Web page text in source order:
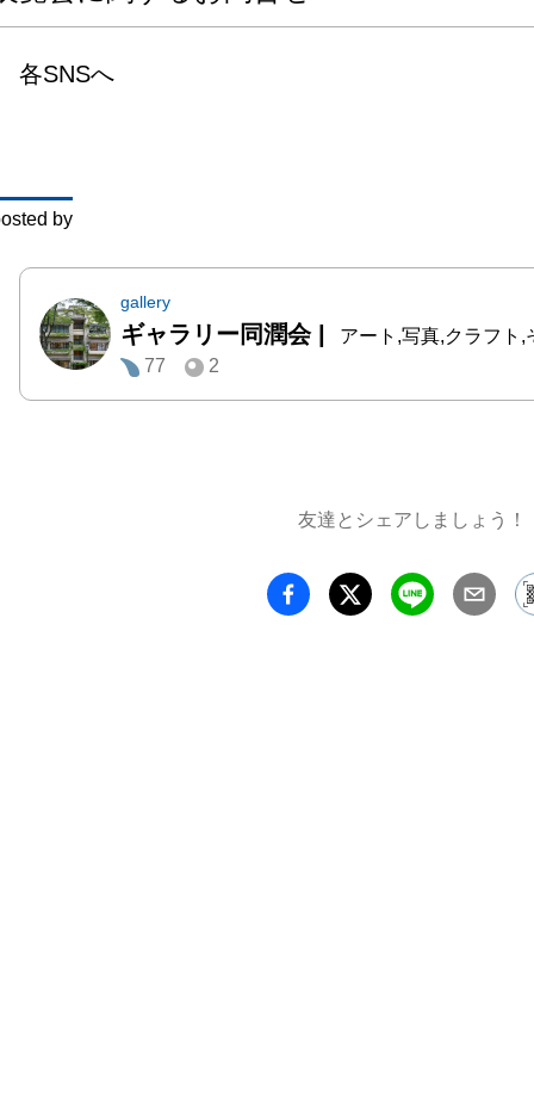
り」に
参加
小林兵
各SNSへ
by
gallery
ギャラリー同潤会|
アート,写真,クラフト,その他,フ
77
2
友達とシェアしましょう！